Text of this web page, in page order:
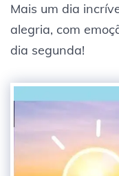
Mais um dia
alegria, com
dia segunda!